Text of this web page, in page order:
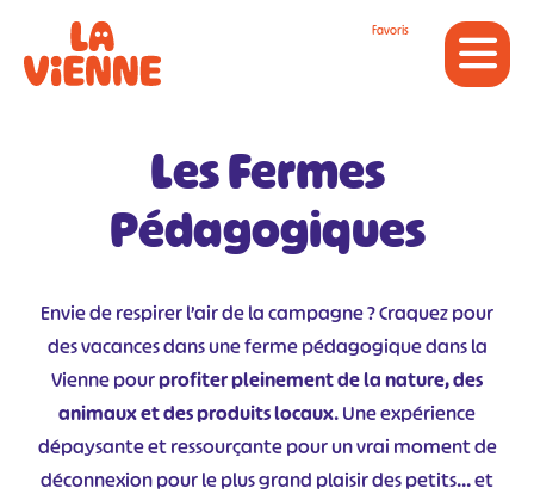
Favoris
Les Fermes
Pédagogiques
Envie de respirer l’air de la campagne ? Craquez pour
des vacances dans une ferme pédagogique dans la
Vienne pourprofiter pleinement de la nature, des
animaux et des produits locaux. Une expérience
dépaysante et ressourçante pour un vrai moment de
déconnexion pour le plus grand plaisir des petits… et